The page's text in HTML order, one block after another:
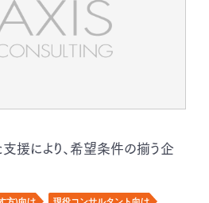
援により、希望条件の揃う企